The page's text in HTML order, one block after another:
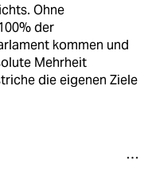
Ohne
der
kommen und
Mehrheit
die eigenen Ziele